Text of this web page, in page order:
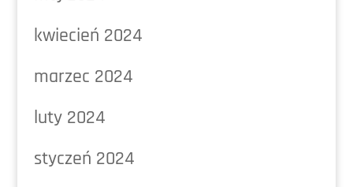
kwiecień 2024
marzec 2024
luty 2024
styczeń 2024